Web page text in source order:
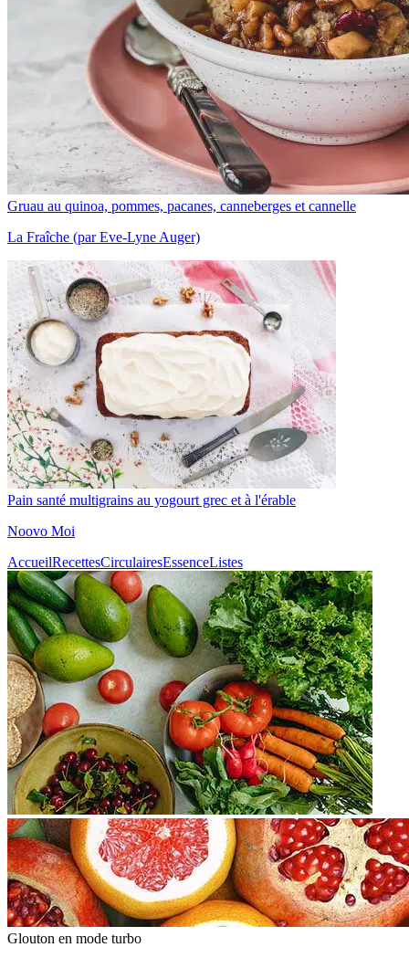
Gruau au quinoa, pommes, pacanes, canneberges et cannelle
La Fraîche (par Eve-Lyne Auger)
Pain santé multigrains au yogourt grec et à l'érable
Noovo Moi
AccueilRecettesCirculairesEssenceListes
Glouton en mode turbo